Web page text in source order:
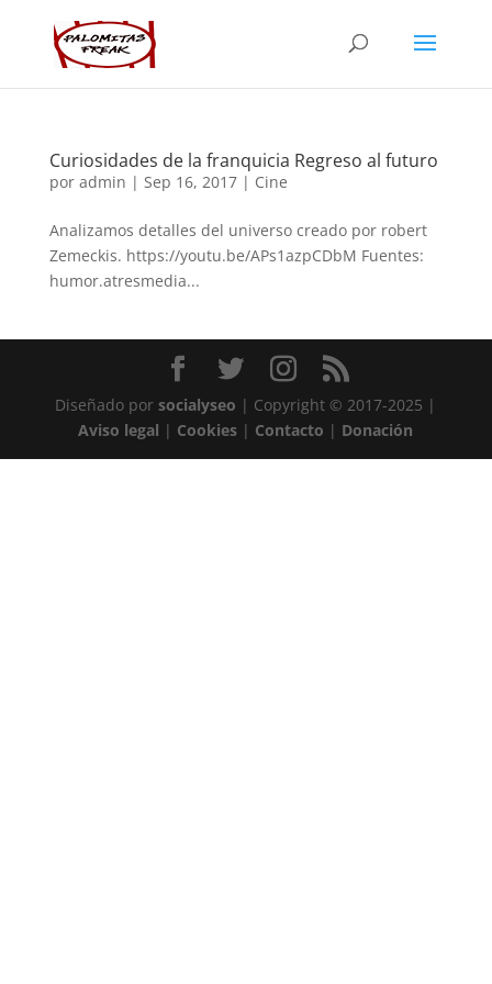
Curiosidades de la franquicia Regreso al futuro
por admin | Sep 16, 2017| Cine
Analizamos detalles del universo creado por robert
Zemeckis. https://youtu.be/APs1azpCDbM Fuentes:
humor.atresmedia...
Diseñado porsocialyseo | Copyright © 2017-2025 |
Aviso legal | Cookies | Contacto | Donación